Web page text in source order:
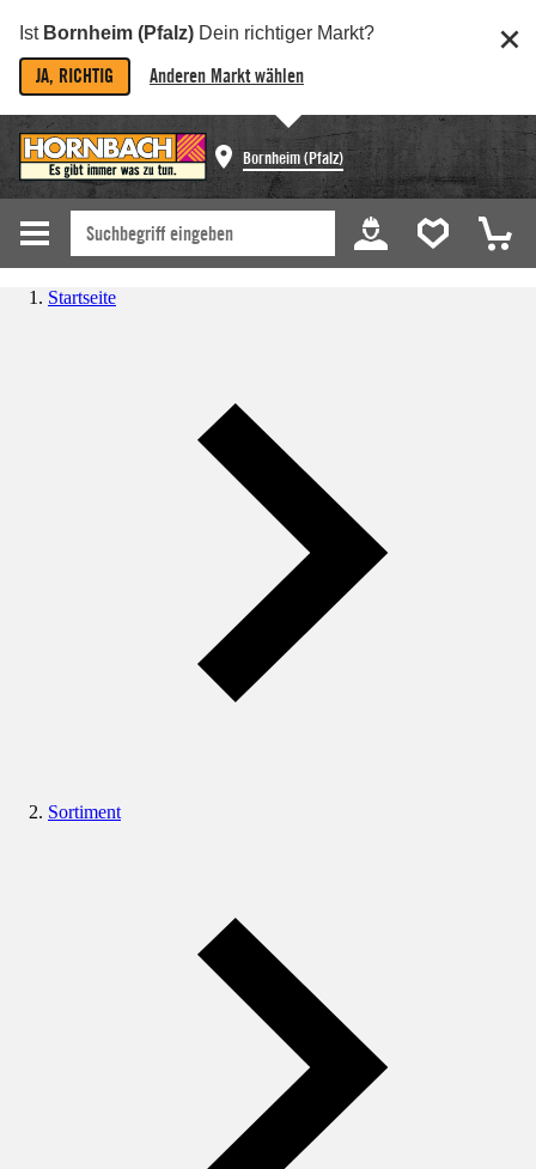
Ist Bornheim (Pfalz) Dein richtiger Markt?
JA, RICHTIG Anderen Markt wählen
Bornheim (Pfalz)
Startseite
Sortiment